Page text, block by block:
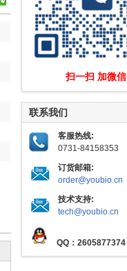
扫一扫 加微信
联系我们
客服热线:
0731-84158353
订货邮箱:
order@youbio.cn
技术支持:
tech@youbio.cn
QQ：2605877374